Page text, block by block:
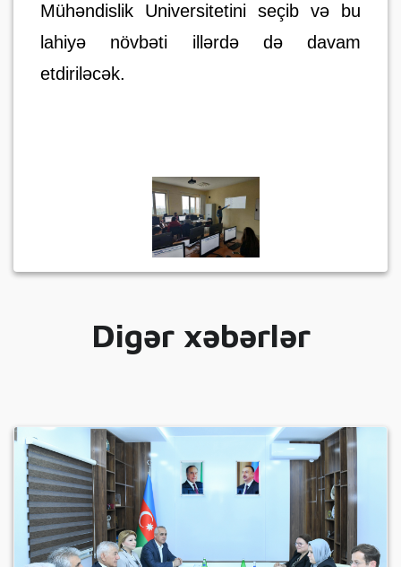
Mühəndislik Universitetini seçib və bu
lahiyə növbəti illərdə də davam
etdiriləcək.
Digər xəbərlər